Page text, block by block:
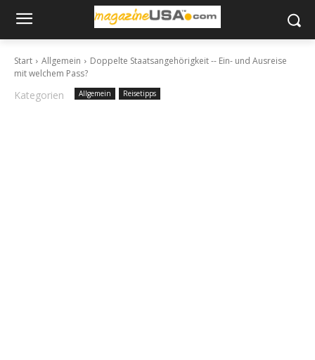
Start Allgemein
Doppelte Staatsangehörigkeit -- Ein- und Ausreise
mit welchem Pass?
Kategorien Allgemein Reisetipps